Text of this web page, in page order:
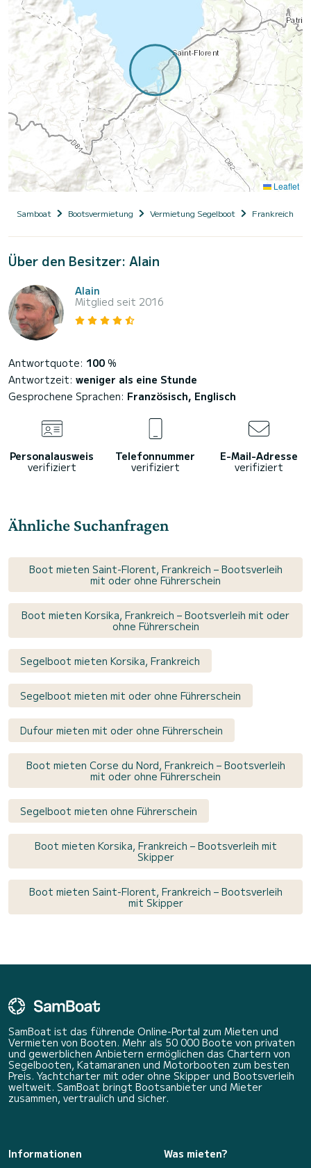
Leaflet
Samboat Bootsvermietung Vermietung Segelboot Frankreich
Über den Besitzer: Alain
Alain
Mitglied seit 2016
Antwortquote: 100 %
Antwortzeit: weniger als eine Stunde
Gesprochene Sprachen: Französisch, Englisch
Personalausweis
verifiziert
Telefonnummer
verifiziert
E-Mail-Adresse
verifiziert
Ähnliche Suchanfragen
Boot mieten Saint-Florent, Frankreich – Bootsverleih
mit oder ohne Führerschein
Boot mieten Korsika, Frankreich – Bootsverleih mit oder
ohne Führerschein
Segelboot mieten Korsika, Frankreich
Segelboot mieten mit oder ohne Führerschein
Dufour mieten mit oder ohne Führerschein
Boot mieten Corse du Nord, Frankreich – Bootsverleih
mit oder ohne Führerschein
Segelboot mieten ohne Führerschein
Boot mieten Korsika, Frankreich – Bootsverleih mit
Skipper
Boot mieten Saint-Florent, Frankreich – Bootsverleih
mit Skipper
SamBoat ist das führende Online-Portal zum Mieten und
Vermieten von Booten. Mehr als 50 000 Boote von privaten
und gewerblichen Anbietern ermöglichen das Chartern von
Segelbooten, Katamaranen und Motorbooten zum besten
Preis. Yachtcharter mit oder ohne Skipper und Bootsverleih
weltweit. SamBoat bringt Bootsanbieter und Mieter
zusammen, vertraulich und sicher.
Informationen
Was mieten?